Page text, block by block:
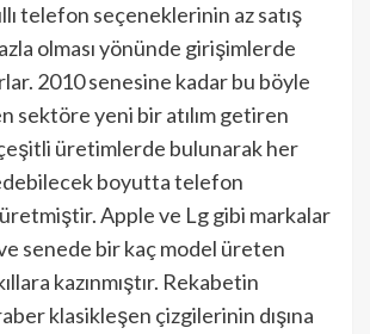
telefon seçeneklerinin az satış
olması yönünde girişimlerde
2010 senesine kadar bu böyle
sektöre yeni bir atılım getiren
üretimlerde bulunarak her
boyutta telefon
Apple ve Lg gibi markalar
senede bir kaç model üreten
kazınmıştır. Rekabetin
klasikleşen çizgilerinin dışına